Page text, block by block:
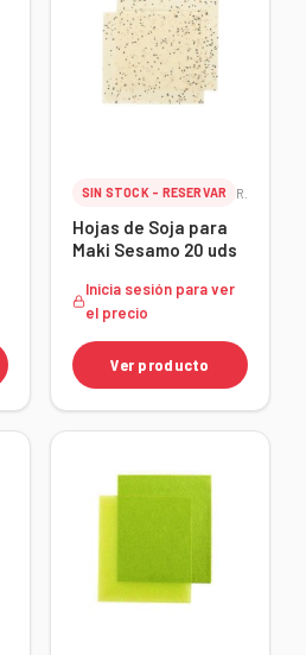
SIN STOCK - RESERVAR
Hojas de Soja para
Maki Sesamo 20 uds
Inicia sesión para ver
el precio
Ver producto